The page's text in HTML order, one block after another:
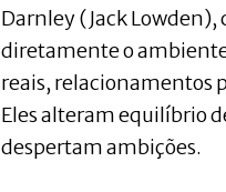
Darnley (Jack
diretamente o
reais, relacionamentos
Eles alteram equilíbrio
despertam ambições.